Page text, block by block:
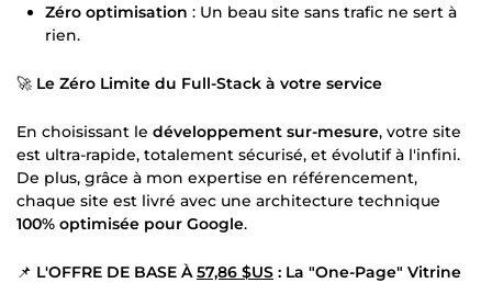
Zéro optimisation : Un beau site sans trafic ne sert à
rien.
🚀 Le Zéro Limite du Full-Stack à votre service
En choisissant le développement sur-mesure, votre site
est ultra-rapide, totalement sécurisé, et évolutif à l'infini.
De plus, grâce à mon expertise en référencement,
chaque site est livré avec une architecture technique
100% optimisée pour Google.
📌 L'OFFRE DE BASE À57,86 $US : La "One-Page" Vitrine